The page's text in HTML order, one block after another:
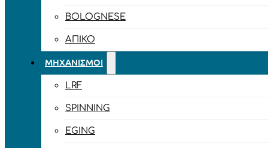
BOLOGNESE
ΑΠΊΚΟ
ΜΗΧΑΝΙΣΜΟΊ
LRF
SPINNING
EGING